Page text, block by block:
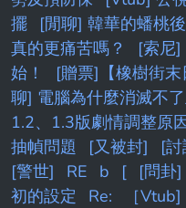
擺
[閒聊] 韓華的蟠桃
真的更痛苦嗎？
[索尼]
始！
[贈票]【橡樹街
聊] 電腦為什麼消滅不
1.2、1.3版劇情調整原
抽幀問題
[又被封] [
[警世]
RE b [ [問卦]
初的設定
Re: ［Vtub]